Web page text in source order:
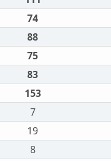
74
88
75
83
153
7
19
8